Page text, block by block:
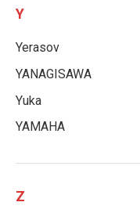
Y
Yerasov
YANAGISAWA
Yuka
YAMAHA
Z